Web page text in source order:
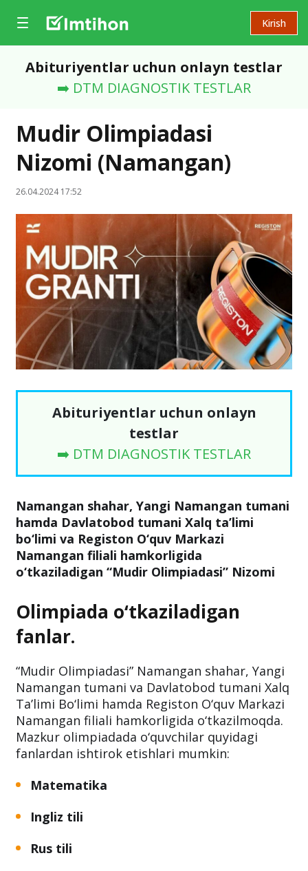
Kirish
Abituriyentlar uchun onlayn testlar
➡️ DTM DIAGNOSTIK TESTLAR
Mudir Olimpiadasi
Nizomi (Namangan)
26.04.2024 17:52
Abituriyentlar uchun onlayn
testlar
➡️ DTM DIAGNOSTIK TESTLAR
Namangan shahar, Yangi Namangan tumani
hamda Davlatobod tumani Xalq ta’limi
bo‘limi va Registon O‘quv Markazi
Namangan filiali hamkorligida
o‘tkaziladigan “Mudir Olimpiadasi” Nizomi
Olimpiada o‘tkaziladigan
fanlar.
“Mudir Olimpiadasi” Namangan shahar, Yangi
Namangan tumani va Davlatobod tumani Xalq
Ta’limi Bo‘limi hamda Registon O‘quv Markazi
Namangan filiali hamkorligida o‘tkazilmoqda.
Mazkur olimpiadada o‘quvchilar quyidagi
fanlardan ishtirok etishlari mumkin:
Matematika
Ingliz tili
Rus tili